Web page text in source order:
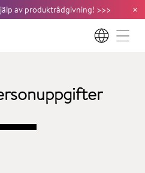
av produktrådgivning! >>> ×
SV